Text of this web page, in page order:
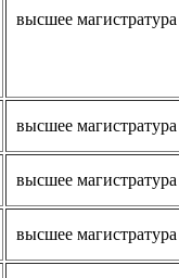
высшее магистратура
высшее магистратура
высшее магистратура
высшее магистратура